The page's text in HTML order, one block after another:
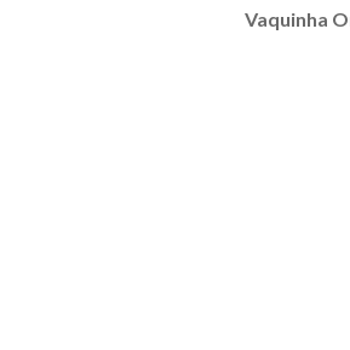
Vaquinha